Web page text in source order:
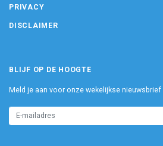
PRIVACY
DISCLAIMER
BLIJF OP DE HOOGTE
Meld je aan voor onze wekelijkse